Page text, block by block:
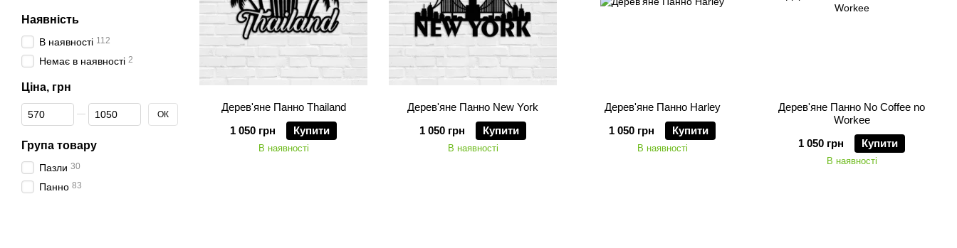
Дерев'яне Панно Thailand
1 050 грн
Купити
В наявності
Дерев'яне Панно New York
1 050 грн
Купити
В наявності
Дерев'яне Панно Harley
1 050 грн
Купити
В наявності
Дерев'яне Панно No Coffee no
Workee
1 050 грн
Купити
В наявності
Наявність
В наявності 112
Немає в наявності 2
Ціна, грн
Від Ціна, грн
До Ціна, грн ОК
Група товару
Пазли 30
Панно 83